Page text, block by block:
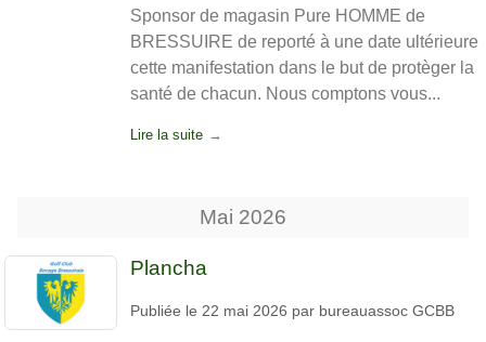
Sponsor de magasin Pure HOMME de
BRESSUIRE de reporté à une date ultérieure
cette manifestation dans le but de protèger la
santé de chacun. Nous comptons vous...
Lire la suite
Mai 2026
Plancha
Publiée le 22 mai 2026 par bureauassoc GCBB